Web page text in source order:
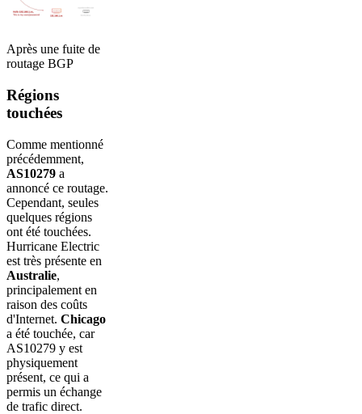
Après une fuite de
routage BGP
Régions
touchées
Comme mentionné
précédemment,
AS10279 a
annoncé ce routage.
Cependant, seules
quelques régions
ont été touchées.
Hurricane Electric
est très présente en
Australie,
principalement en
raison des coûts
d'Internet. Chicago
a été touchée, car
AS10279 y est
physiquement
présent, ce qui a
permis un échange
de trafic direct.